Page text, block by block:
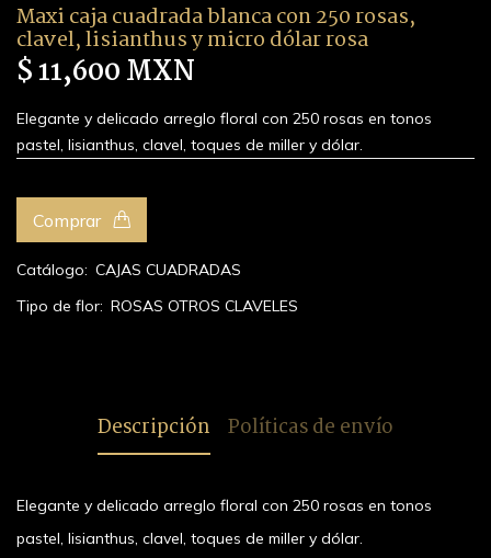
Maxi caja cuadrada blanca con 250 rosas,
clavel, lisianthus y micro dólar rosa
$ 11,600 MXN
Elegante y delicado arreglo floral con 250 rosas en tonos
pastel, lisianthus, clavel, toques de miller y dólar.
Comprar
Catálogo: CAJAS CUADRADAS
Tipo de flor: ROSAS OTROS CLAVELES
Descripción Políticas de envío
Elegante y delicado arreglo floral con 250 rosas en tonos
pastel, lisianthus, clavel, toques de miller y dólar.